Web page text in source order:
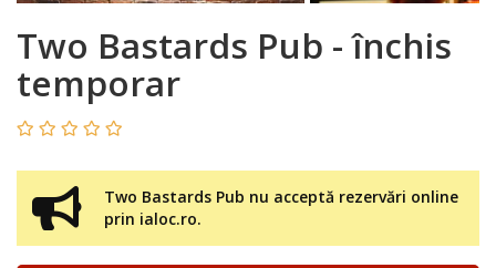
Two Bastards Pub - închis
temporar
Two Bastards Pub nu acceptă rezervări online
prin ialoc.ro.